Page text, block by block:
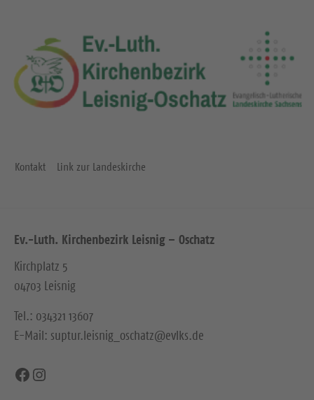
Kontakt Link zur Landeskirche
Ev.-Luth. Kirchenbezirk Leisnig – Oschatz
Kirchplatz 5
04703 Leisnig
Tel.: 034321 13607
E-Mail: suptur.leisnig_oschatz@evlks.de
Facebook
Instagram